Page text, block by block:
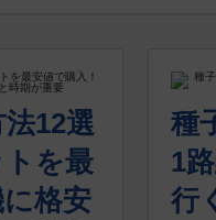
12選
トを最
格安
種
1
行